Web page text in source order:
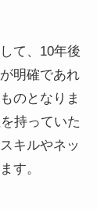
て、10年後
明確であれ
のとなりま
持っていた
キルやネッ
す。